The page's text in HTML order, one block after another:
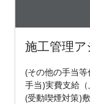
施工管理ア
(その他の手当
手当)実費支給
(受動喫煙対策)